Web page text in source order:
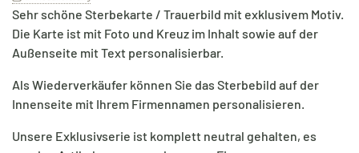
Sehr schöne Sterbekarte / Trauerbild mit exklusivem Motiv.
Die Karte ist mit Foto und Kreuz im Inhalt sowie auf der
Außenseite mit Text personalisierbar.
Als Wiederverkäufer können Sie das Sterbebild auf der
Innenseite mit Ihrem Firmennamen personalisieren.
Unsere Exklusivserie ist komplett neutral gehalten, es